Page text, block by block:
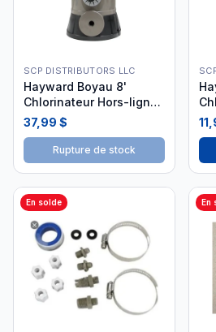
SCP DISTRIBUTORS LLC
Hayward Boyau 8'
Chlorinateur Hors-ligne
CLX220J
37,99 $
Rupture de stock
i26
En solde En